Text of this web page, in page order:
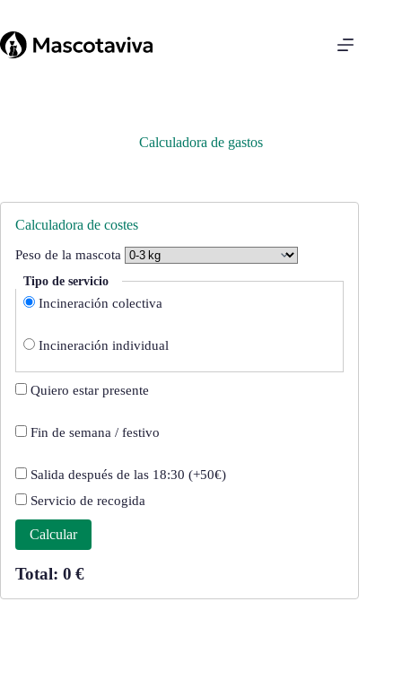
contenido
Calculadora de gastos
Calculadora de costes
Peso de la mascota
Tipo de servicio
Incineración colectiva
Incineración individual
Quiero estar presente
Fin de semana / festivo
Salida después de las 18:30 (+50€)
Servicio de recogida
Calcular
Total: 0 €